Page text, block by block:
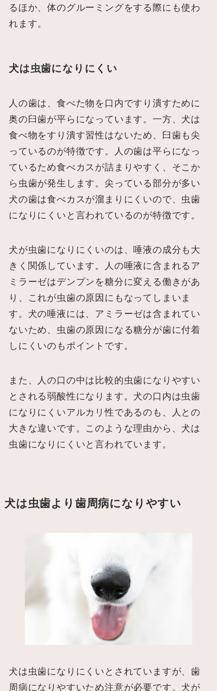
るほか、体のグルーミングをする際にも使わ
れます。
犬は虫歯になりにくい
人の歯は、食べた物を口内ですり潰すために
奥の臼歯が平らになっています。一方、犬は
食べ物をすり潰す習性はないため、臼歯も尖
っているのが特徴です。人の歯は平らになっ
ているため食べカスが詰まりやすく、そこか
ら虫歯が発生します。尖っている部分が多い
犬の歯は食べカスが溜まりにくいので、虫歯
になりにくいと言われているのが特徴です。
犬が虫歯になりにくいのは、唾液の成分も大
きく関係しています。人の唾液に含まれるア
ミラーゼはデンプンを糖分に変える働きがあ
り、これが虫歯の原因にもなってしまいま
す。犬の唾液には、アミラーゼは含まれてい
ないため、虫歯の原因になる糖分が歯に付着
しにくいのもポイントです。
また、人の口の中は比較的虫歯になりやすい
とされる弱酸性になります。犬の口内は虫歯
になりにくいアルカリ性であるのも、人との
大きな違いです。このような理由から、犬は
虫歯になりにくいと言われています。
犬は虫歯より歯周病になりやすい
犬は虫歯になりにくいとされていますが、歯
周病になりやすいため注意が必要です。犬が